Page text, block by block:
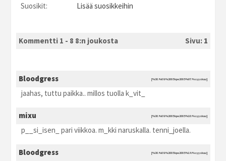
Suosikit:
Lisää suosikkeihin
Kommentti 1 - 8 8:n joukosta Sivu: 1
Bloodgress [%30.%09.%2005 kpe2005 %07:%syyskuu]
jaahas, tuttu paikka.. millos tuolla k_vit_
mixu [%30.%09.%2005 kpe2005 %10:%syyskuu]
p__si_isen_ pari viikkoa. m_kki naruskalla. tenni_joella.
Bloodgress [%30.%09.%2005 kpe2005 %14:%syyskuu]